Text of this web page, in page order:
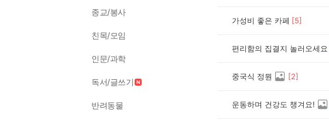
종교/봉사
친목/모임
인문/과학
독서/글쓰기
반려동물
가성비 좋은 카페 [5]
편리함의 집결지 놀러오세요
중국식 정뭔 [2]
운동하며 건강도 챙겨요!